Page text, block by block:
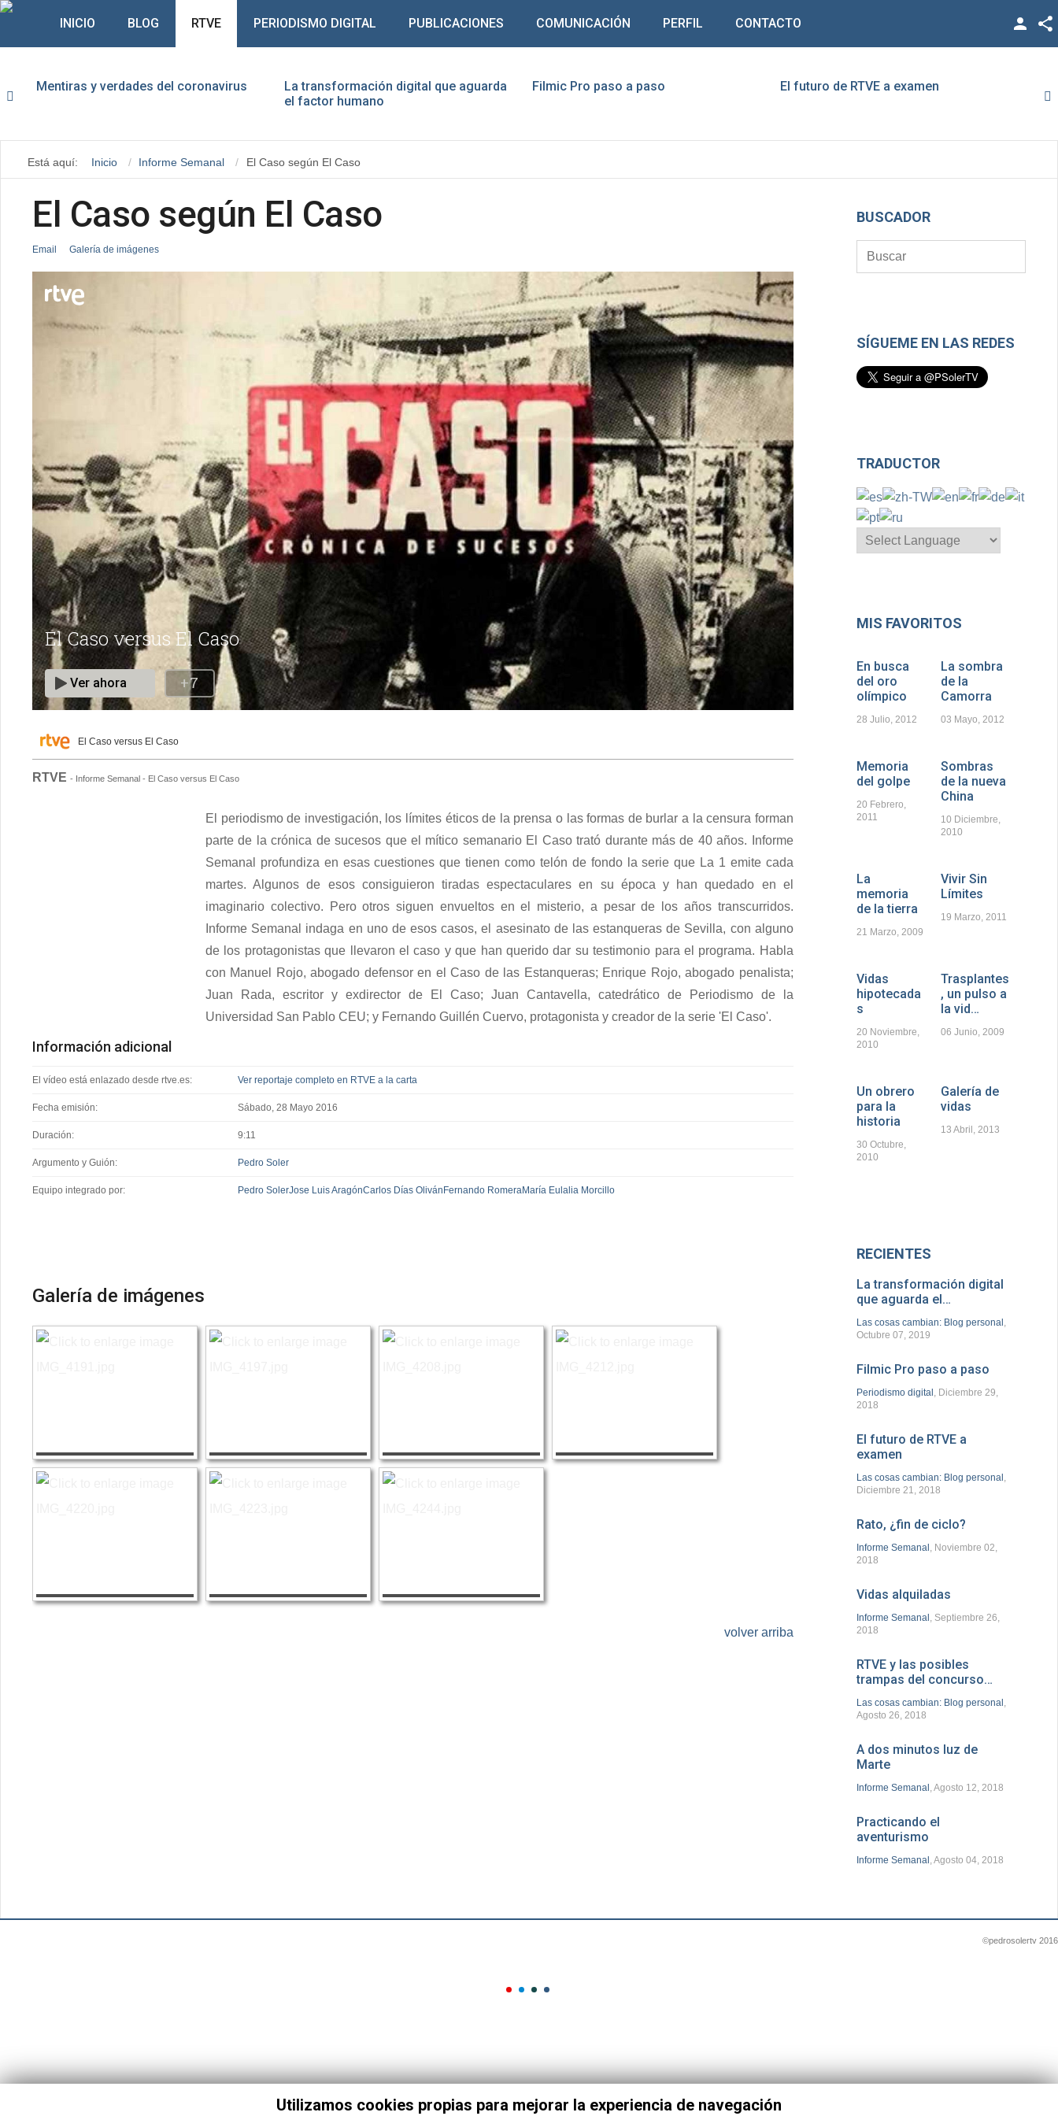
LinkedIn
Vimeo
Google +
INICIO BLOG RTVE PERIODISMO DIGITAL PUBLICACIONES COMUNICACIÓN PERFIL CONTACTO
Mentiras y verdades del coronavirus
La transformación digital que aguarda
el factor humano
Filmic Pro paso a paso El futuro de RTVE a examen
Utilizamos cookies propias para mejorar la experiencia de navegación
Está aquí: Inicio Informe Semanal El Caso según El Caso
El Caso según El Caso
Email Galería de imágenes
El Caso versus El Caso
RTVE - Informe Semanal - El Caso versus El Caso
El periodismo de investigación, los límites éticos de la prensa o las formas de burlar a la censura forman
parte de la crónica de sucesos que el mítico semanario El Caso trató durante más de 40 años. Informe
Semanal profundiza en esas cuestiones que tienen como telón de fondo la serie que La 1 emite cada
martes. Algunos de esos consiguieron tiradas espectaculares en su época y han quedado en el
imaginario colectivo. Pero otros siguen envueltos en el misterio, a pesar de los años transcurridos.
Informe Semanal indaga en uno de esos casos, el asesinato de las estanqueras de Sevilla, con alguno
de los protagonistas que llevaron el caso y que han querido dar su testimonio para el programa. Habla
con Manuel Rojo, abogado defensor en el Caso de las Estanqueras; Enrique Rojo, abogado penalista;
Juan Rada, escritor y exdirector de El Caso; Juan Cantavella, catedrático de Periodismo de la
Universidad San Pablo CEU; y Fernando Guillén Cuervo, protagonista y creador de la serie 'El Caso'.
Información adicional
El vídeo está enlazado desde rtve.es: Ver reportaje completo en RTVE a la carta
Fecha emisión: Sábado, 28 Mayo 2016
Duración: 9:11
Argumento y Guión: Pedro Soler
Equipo integrado por: Pedro SolerJose Luis AragónCarlos Días OlivánFernando RomeraMaría Eulalia Morcillo
Galería de imágenes
volver arriba
BUSCADOR
SÍGUEME EN LAS REDES
TRADUCTOR
MIS FAVORITOS
En busca
del oro
olímpico
28 Julio, 2012
La sombra
de la
Camorra
03 Mayo, 2012
Memoria
del golpe
20 Febrero,
2011
Sombras
de la nueva
China
10 Diciembre,
2010
La
memoria
de la tierra
21 Marzo, 2009
Vivir Sin
Límites
19 Marzo, 2011
Vidas
hipotecada
s
20 Noviembre,
2010
Trasplantes
, un pulso a
la vid…
06 Junio, 2009
Un obrero
para la
historia
30 Octubre,
2010
Galería de
vidas
13 Abril, 2013
RECIENTES
La transformación digital
que aguarda el…
Las cosas cambian: Blog personal ,
Octubre 07, 2019
Filmic Pro paso a paso
Periodismo digital , Diciembre 29,
2018
El futuro de RTVE a
examen
Las cosas cambian: Blog personal ,
Diciembre 21, 2018
Rato, ¿fin de ciclo?
Informe Semanal , Noviembre 02,
2018
Vidas alquiladas
Informe Semanal , Septiembre 26,
2018
RTVE y las posibles
trampas del concurso…
Las cosas cambian: Blog personal ,
Agosto 26, 2018
A dos minutos luz de
Marte
Informe Semanal , Agosto 12, 2018
Practicando el
aventurismo
Informe Semanal , Agosto 04, 2018
©pedrosolertv 2016
Contraseña
¿Recordar contraseña? ¿Recordar usuario?